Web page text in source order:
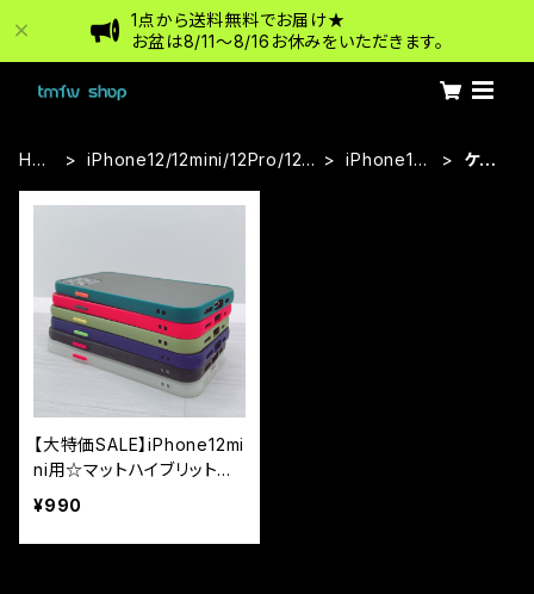
1点から送料無料でお届け★
お盆は8/11〜8/16お休みをいただきます。
HO
iPhone12/12mini/12Pro/12P
iPhone12
ケー
【大特価SALE】iPhone12mi
ni用☆マットハイブリットケ
ース
¥990